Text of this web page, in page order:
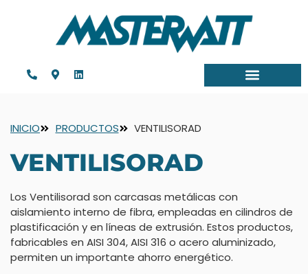
INICIO PRODUCTOS VENTILISORAD
VENTILISORAD
Los Ventilisorad son carcasas metálicas con
aislamiento interno de fibra, empleadas en cilindros de
plastificación y en líneas de extrusión. Estos productos,
fabricables en AISI 304, AISI 316 o acero aluminizado,
permiten un importante ahorro energético.